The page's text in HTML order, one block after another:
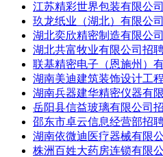
江苏精彩世界包装有限公
玖龙纸业（湖北）有限公
湖北奕欣精密制造有限公
湖北共富牧业有限公司招
联基精密电子（恩施州）
湖南美迪建筑装饰设计工
湖南兵器建华精密仪器有
岳阳县信益玻璃有限公司
邵东市卓云信息经营部招
湖南依微迪医疗器械有限
株洲百姓大药房连锁有限